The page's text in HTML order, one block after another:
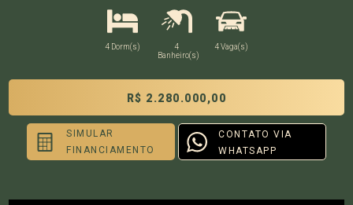
4 Dorm(s)
4
Banheiro(s)
4 Vaga(s)
R$ 2.280.000,00
SIMULAR
FINANCIAMENTO
CONTATO VIA
WHATSAPP